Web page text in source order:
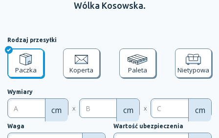
Wólka Kosowska.
Rodzaj przesyłki
Paczka Koperta Paleta Nietypowa
Wymiary
cm x cm x cm
Waga Wartość ubezpieczenia